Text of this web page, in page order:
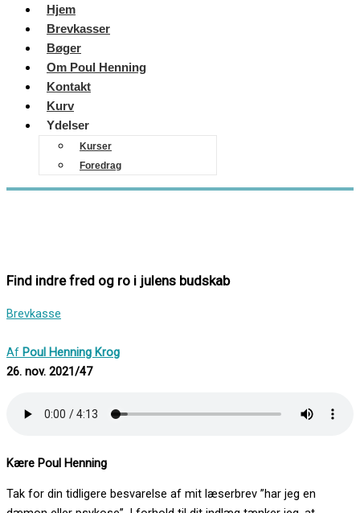
Hjem
Brevkasser
Bøger
Om Poul Henning
Kontakt
Kurv
Ydelser
Kurser
Foredrag
Find indre fred og ro i julens budskab
Brevkasse
Af Poul Henning Krog
26. nov. 2021/47
Kære Poul Henning
Tak for din tidligere besvarelse af mit læserbrev ”har jeg en